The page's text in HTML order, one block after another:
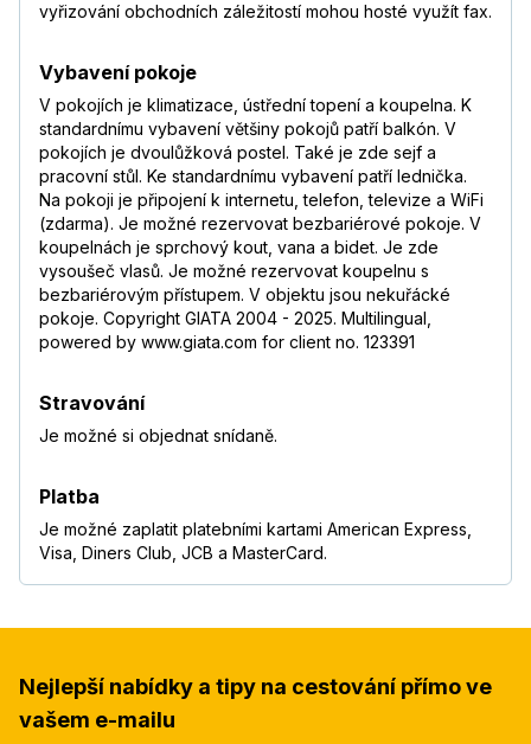
vyřizování obchodních záležitostí mohou hosté využít fax.
Vybavení pokoje
V pokojích je klimatizace, ústřední topení a koupelna. K
standardnímu vybavení většiny pokojů patří balkón. V
pokojích je dvoulůžková postel. Také je zde sejf a
pracovní stůl. Ke standardnímu vybavení patří lednička.
Na pokoji je připojení k internetu, telefon, televize a WiFi
(zdarma). Je možné rezervovat bezbariérové pokoje. V
koupelnách je sprchový kout, vana a bidet. Je zde
vysoušeč vlasů. Je možné rezervovat koupelnu s
bezbariérovým přístupem. V objektu jsou nekuřácké
pokoje. Copyright GIATA 2004 - 2025. Multilingual,
powered by www.giata.com for client no. 123391
Stravování
Je možné si objednat snídaně.
Platba
Je možné zaplatit platebními kartami American Express,
Visa, Diners Club, JCB a MasterCard.
Nejlepší nabídky a tipy na cestování přímo ve
vašem e-mailu